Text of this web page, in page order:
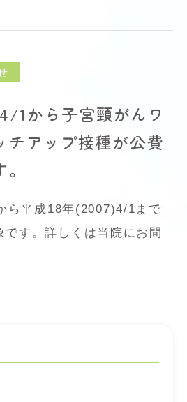
1から子宮頸がんワ
チアップ接種が公費
ら平成18年(2007)4/1まで
です。詳しくは当院にお問